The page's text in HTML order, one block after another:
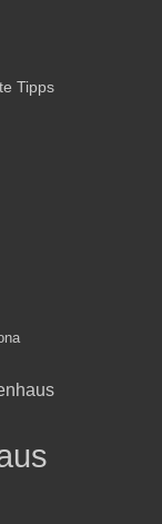
Tipps